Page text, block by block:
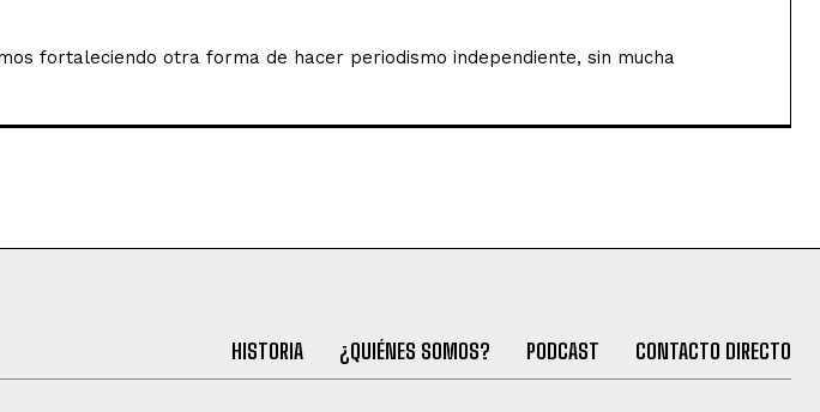
fortaleciendo otra forma de hacer periodismo independiente, sin mucha
HISTORIA ¿QUIÉNES SOMOS? PODCAST CONTACTO DIRECTO